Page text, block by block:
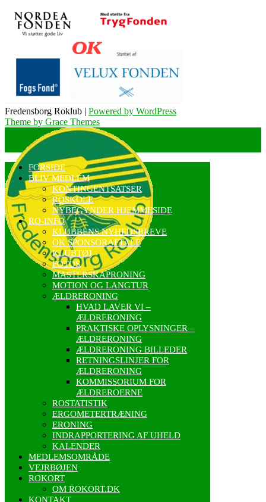
Fredensborg Roklub | Powered by WordPress
Theme by Grace Themes
FORSIDE
BLIV MEDLEM
KONTINGENTSATSER
ROSKOLE
NYBEGYNDER HJEMMESIDE
RO-INFO
KLUBBENS NYHEDSBREVE
OK SPONSORAFTALE
KLUBTØJ
FOTOS
MASTERSKAPRONING
MOTION OG LANGTUR
ÆLDRERONING
HVAD LAVER VI –
ÆLDRERONING
PRAKTISKE OPLYSNINGER –
ÆLDRERONING
ÆLDRERONING BILLEDER
RETNINGSLINJER FOR
ÆLDRERONING
KOMMISSORIUM FOR
ÆLDREROERNE
ROSTATISTIK
ERGOMETERTRÆNING
ERONING
INDRAPPORTERING AF UHELD
KALENDER
MEDLEMSOMRÅDE
VEJRBØJEN
ROKORT
OM ROKORT.DK
KONTAKT